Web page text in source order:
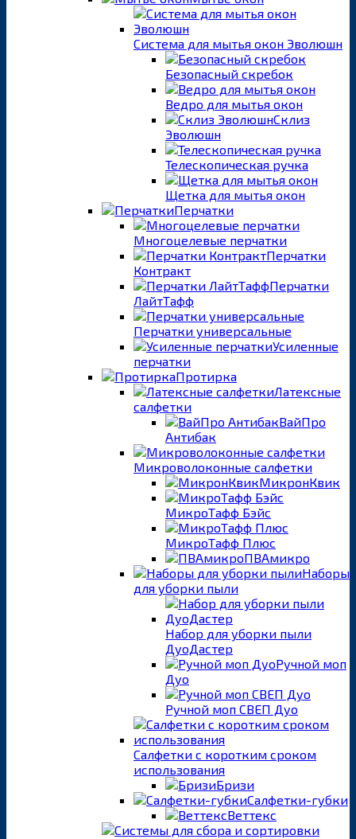
Система для мытья окон Эволюшн
Безопасный скребок
Ведро для мытья окон
Склиз
Эволюшн
Телескопическая ручка
Щетка для мытья окон
Перчатки
Многоцелевые перчатки
Перчатки
Контракт
Перчатки
ЛайтТафф
Перчатки универсальные
Усиленные
перчатки
Протирка
Латексные
салфетки
ВайПро
Антибак
Микроволоконные салфетки
МикронКвик
МикроТафф Бэйс
МикроТафф Плюс
ПВАмикро
Наборы
для уборки пыли
Набор для уборки пыли
ДуоДастер
Ручной моп
Дуо
Ручной моп СВЕП Дуо
Салфетки с коротким сроком
использования
Бризи
Салфетки-губки
Веттекс